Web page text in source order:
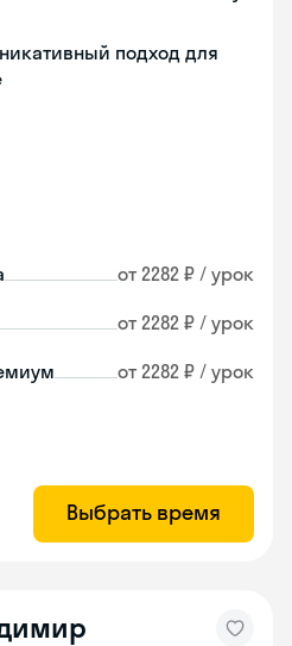
подход для
от 2282 ₽ / урок
от 2282 ₽ / урок
от 2282 ₽ / урок
Выбрать время